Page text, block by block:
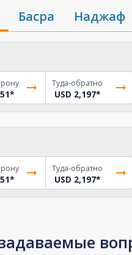
Басра Наджаф
*
Туда-обратно
USD 2,197*
*
Туда-обратно
USD 2,197*